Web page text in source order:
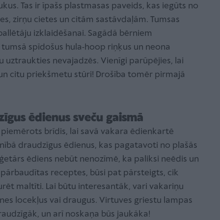
Tas ir īpašs plastmasas paveids, kas iegūts no
zirņu cietes un citām sastāvdaļām. Tumsas
izklaidēšanai. Sagādā bērniem
spīdošus hula-hoop riņķus un neona
nevajadzēs. Vienīgi parūpējies, lai
citu priekšmetu stūri! Drošība tomēr pirmajā
ēdienus sveču gaismā
brīdis, lai savā vakara ēdienkartē
draudzīgus ēdienus, kas pagatavoti no plašās
ēdiens nebūt nenozīmē, ka paliksi neēdis un
receptes, būsi pat pārsteigts, cik
maltīti. Lai būtu interesantāk, vari vakariņu
locekļus vai draugus. Virtuves griestu lampas
un arī noskaņa būs jaukāka!